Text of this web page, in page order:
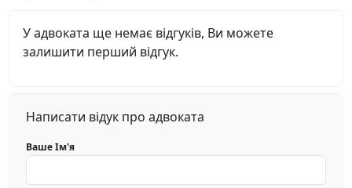
У адвоката ще немає відгуків, Ви можете
залишити перший відгук.
Написати відук про адвоката
Ваше Ім'я